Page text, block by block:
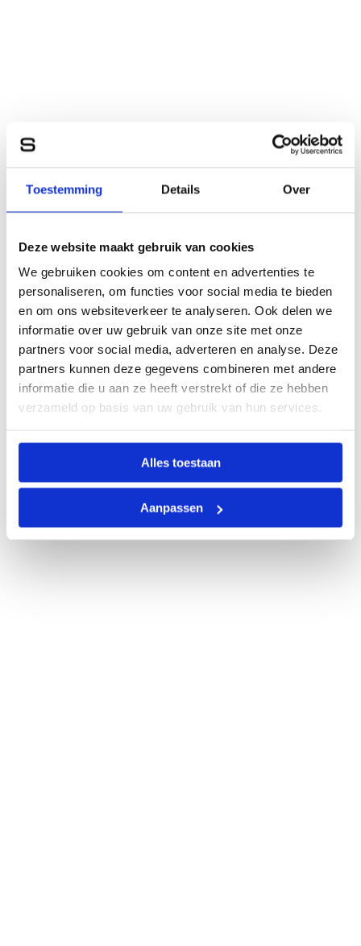
Toestemming Details Over
Deze website maakt gebruik van cookies
We gebruiken cookies om content en advertenties te
personaliseren, om functies voor social media te bieden
en om ons websiteverkeer te analyseren. Ook delen we
informatie over uw gebruik van onze site met onze
partners voor social media, adverteren en analyse. Deze
partners kunnen deze gegevens combineren met andere
informatie die u aan ze heeft verstrekt of die ze hebben
verzameld op basis van uw gebruik van hun services.
Alles toestaan
Aanpassen